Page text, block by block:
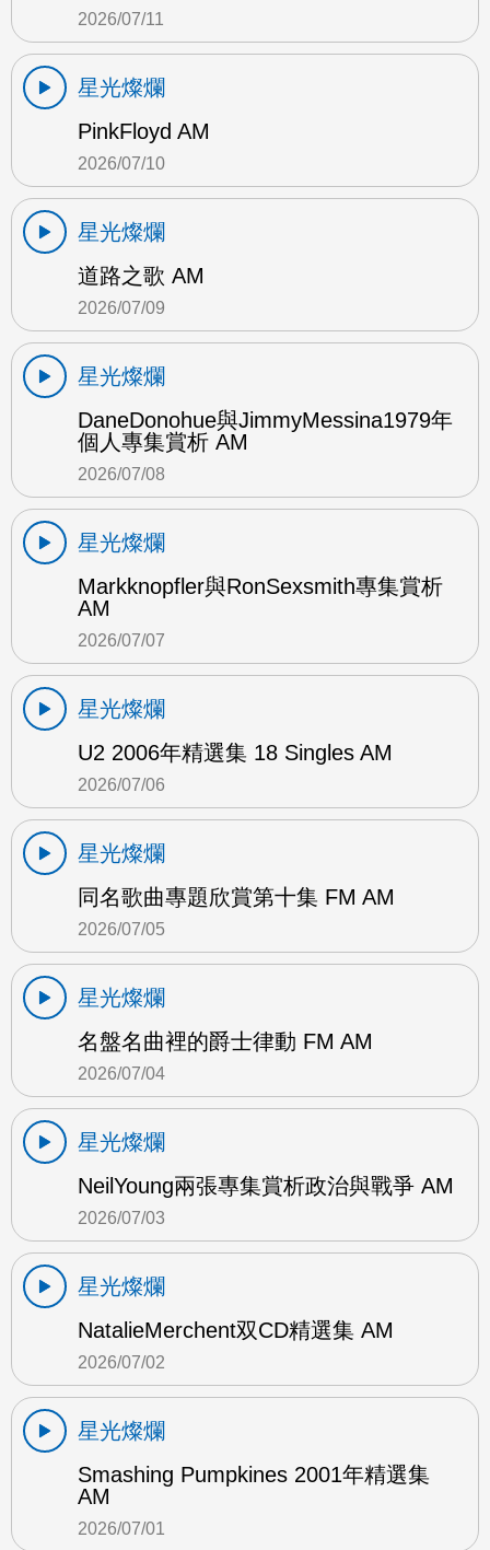
2026/07/11
星光燦爛
PinkFloyd AM
2026/07/10
星光燦爛
道路之歌 AM
2026/07/09
星光燦爛
DaneDonohue與JimmyMessina1979年
個人專集賞析 AM
2026/07/08
星光燦爛
Markknopfler與RonSexsmith專集賞析
AM
2026/07/07
星光燦爛
U2 2006年精選集 18 Singles AM
2026/07/06
星光燦爛
同名歌曲專題欣賞第十集 FM AM
2026/07/05
星光燦爛
名盤名曲裡的爵士律動 FM AM
2026/07/04
星光燦爛
NeilYoung兩張專集賞析政治與戰爭 AM
2026/07/03
星光燦爛
NatalieMerchent双CD精選集 AM
2026/07/02
星光燦爛
Smashing Pumpkines 2001年精選集
AM
2026/07/01